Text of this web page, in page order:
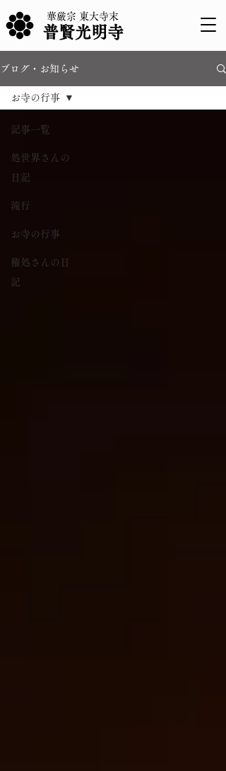
普賢光明寺
華厳宗 東大寺末
ブログ・お知らせ
記事一覧
処世界さんの
日記
滝行
お寺の行事
権処さんの日
記
お寺の行事